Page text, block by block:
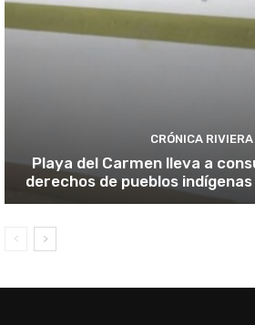
CRÓNICA RIVIERA
Playa del Carmen lleva a
derechos de pueblos